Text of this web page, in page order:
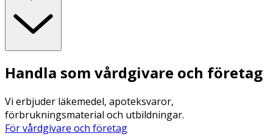
Handla som vårdgivare och företag
Vi erbjuder läkemedel, apoteksvaror,
förbrukningsmaterial och utbildningar.
För vårdgivare och företag